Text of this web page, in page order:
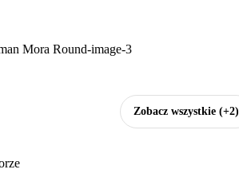
Zobacz wszystkie (+2)